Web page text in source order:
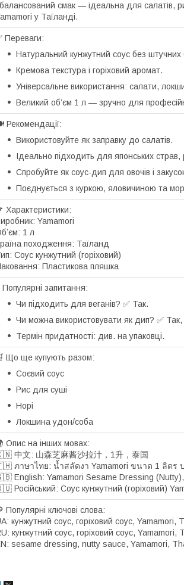
смак — ідеальна для салатів,
у Таїланді.
Переваги:
Натуральний кунжутний соус без штучних
Кремова текстура і горіховий аромат.
Універсальне використання: салати,
Великий об’єм 1 л — зручно для
Рекомендації:
Використовуйте як заправку до салатів.
Ідеально підходить для японських
Спробуйте як соус-дип для овочів і
Поєднується з куркою, яловичиною та
Характеристики:
Yamamori
1 л
походження: Таїланд
Соус кунжутний (горіховий)
Пластикова пляшка
Популярні запитання:
Чи підходить для веганів? ✅ Так.
Чи можна використовувати як дип? ✅ Так,
Термін придатності: див. на упаковці.
Що ще купують разом:
Соєвий соус
Рис для суші
Норі
Локшина удон/соба
Опис на інших мовах:
中文: 山森芝麻酱沙拉汁，1升，泰国
ภาษาไทย: น้ำสลัดงา Yamamori ขนาด 1 ลิตร
English: Yamamori Sesame Dressing
Російський: Соус кунжутний (горіховий)
Популярні ключові слова:
кунжутний соус, горіховий соус, Yamamori,
кунжутний соус, горіховий соус, Yamamori,
sesame dressing, nutty sauce, Yamamori,